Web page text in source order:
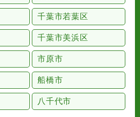
千葉市若葉区
千葉市美浜区
市原市
船橋市
八千代市